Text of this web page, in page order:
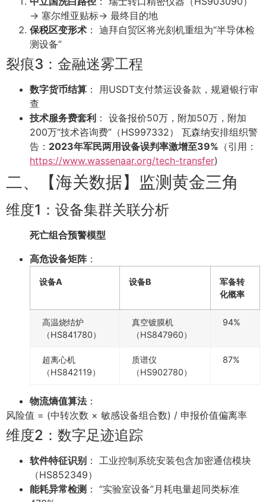
→ 塞尔维亚贴标→ 最终目的地
保税区变形术 ： 迪拜自贸区将光刻机重组为“半导体检
测设备”
裂痕3：金融迷雾工程
数字货币结算 ： 用USDT支付禁运设备款，规避银行审
查
技术服务费套利 ： 设备报价50万，附加50万，附加
200万“技术咨询费”（HS997332） 瓦森纳安排组织警
告： 2023年军民两用设备误判率激增至39% （引用：
https://www.wassenaar.org/tech-transfer)
二、【海关数据】监测黄金三角
维度1：设备集群关联分析
死亡组合预警模型
高危设备矩阵：
设备A 设备B
军备转
化概率
高温烧结炉
（HS841780）
真空镀膜机
（HS847960）
94%
超离心机
（HS842119）
质谱仪
（HS902780）
87%
物流熵值算法：
风险值 = (中转次数 × 敏感设备组合数) / 申报价值偏离率
维度2：数字足迹追踪
软件特征识别 ： 工业控制系统安装包含加密通信模块
（HS852349）
能耗异常检测 ： “实验室设备”月耗电量超同类标准